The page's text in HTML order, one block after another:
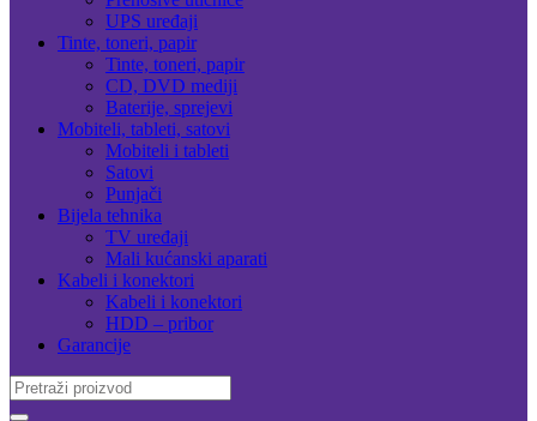
UPS uređaji
Tinte, toneri, papir
Tinte, toneri, papir
CD, DVD mediji
Baterije, sprejevi
Mobiteli, tableti, satovi
Mobiteli i tableti
Satovi
Punjači
Bijela tehnika
TV uređaji
Mali kućanski aparati
Kabeli i konektori
Kabeli i konektori
HDD – pribor
Garancije
Search
for: